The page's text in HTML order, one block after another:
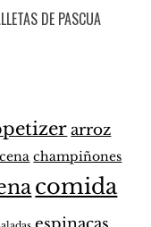
DE PASCUA
arroz
cena champiñones
comida